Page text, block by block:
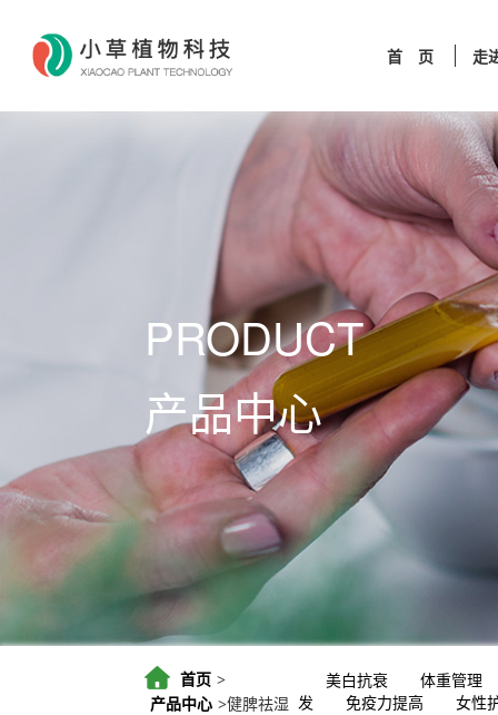
首 页 走
PRODUCT
产品中心
首页 >
产品中心 >健脾祛湿
美白抗衰
体重管理
发
免疫力提高 女性